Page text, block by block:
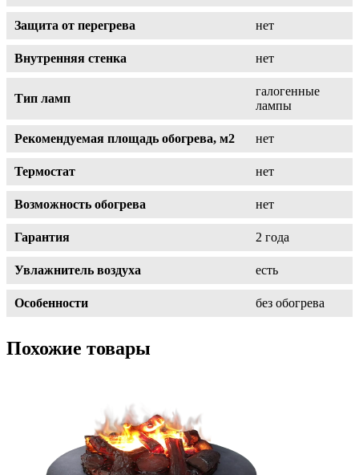
Защита от перегрева нет
Внутренняя стенка нет
Тип ламп
галогенные
лампы
Рекомендуемая площадь обогрева, м2 нет
Термостат нет
Возможность обогрева нет
Гарантия 2 года
Увлажнитель воздуха есть
Особенности без обогрева
Похожие товары